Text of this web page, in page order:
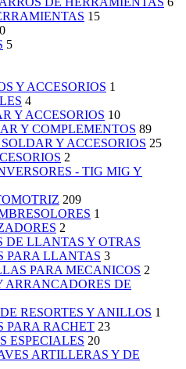
15
5
Y ACCESORIOS 1
4
Y ACCESORIOS 10
Y COMPLEMENTOS 89
Y ACCESORIOS 25
2
- TIG MIG Y
209
1
2
DE LLANTAS Y OTRAS
PARA LLANTAS 3
PARA MECANICOS 2
ARRANCADORES DE
RESORTES Y ANILLOS 1
PARA RACHET 23
ESPECIALES 20
ARTILLERAS Y DE